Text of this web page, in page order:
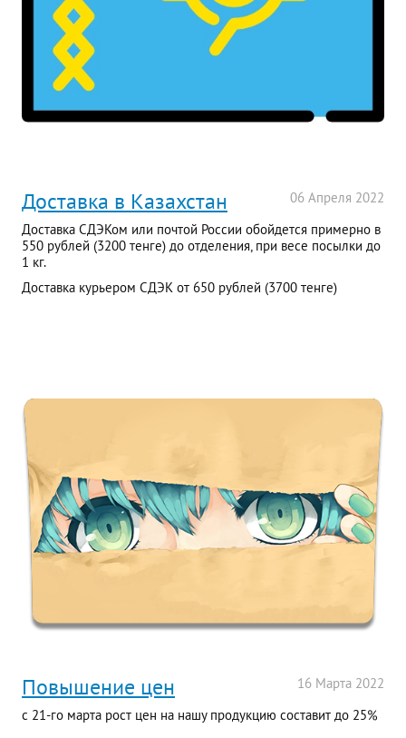
06 Апреля 2022
Доставка в Казахстан
Доставка СДЭКом или почтой России обойдется примерно в
550 рублей (3200 тенге) до отделения, при весе посылки до
1 кг.
Доставка курьером СДЭК от 650 рублей (3700 тенге)
16 Марта 2022
Повышение цен
с 21-го марта рост цен на нашу продукцию составит до 25%